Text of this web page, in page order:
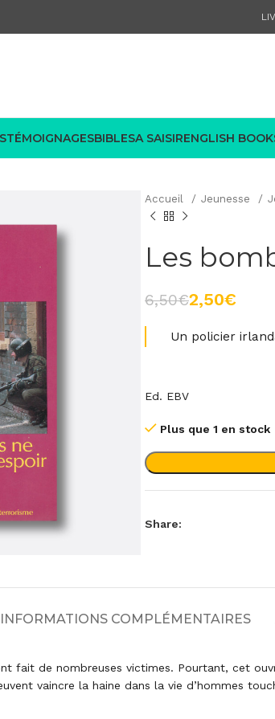
TÉMOIGNAGESBIBLESA SAISIRENGLISH
Accueil Jeunesse
Les
6,50€2,50€
Un policier
Ed. EBV
Plus que 1 en stock
Share:
INFORMATIONS COMPLÉMENTAIRES
fait de nombreuses victimes. Pourtant, cet
vaincre la haine dans la vie d’hommes